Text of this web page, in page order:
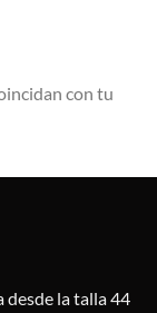
con tu
desde la talla 44